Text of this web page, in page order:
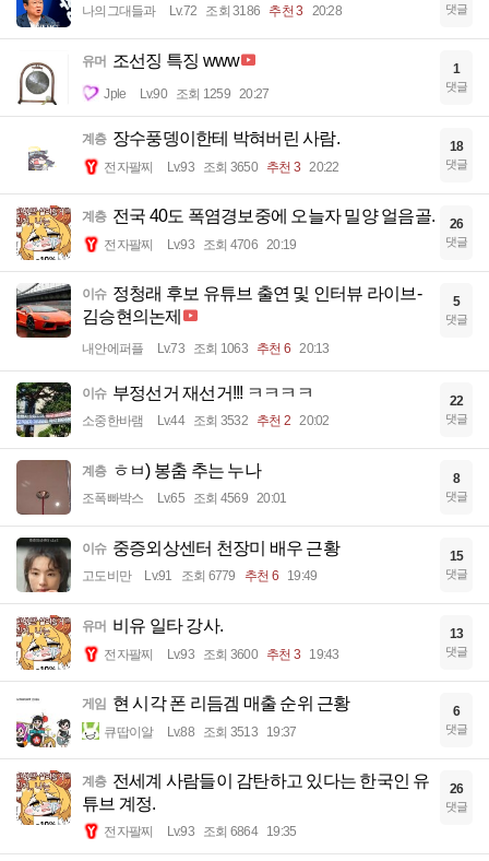
나의그대들과 Lv.72 조회 3186 추천 3 20:28 댓글
유머 조선징 특징 www
Jple Lv.90 조회 1259 20:27
1
댓글
계층 장수풍뎅이한테 박혀버린 사람.
전자팔찌 Lv.93 조회 3650 추천 3 20:22
18
댓글
계층 전국 40도 폭염경보중에 오늘자 밀양 얼음골.
전자팔찌 Lv.93 조회 4706 20:19
26
댓글
이슈 정청래 후보 유튜브 출연 및 인터뷰 라이브-
김승현의논제
내안에퍼플 Lv.73 조회 1063 추천 6 20:13
5
댓글
이슈 부정선거 재선거!!! ㅋㅋㅋㅋ
소중한바램 Lv.44 조회 3532 추천 2 20:02
22
댓글
계층 ㅎㅂ) 봉춤 추는 누나
조폭빠박스 Lv.65 조회 4569 20:01
8
댓글
이슈 중증외상센터 천장미 배우 근황
고도비만 Lv.91 조회 6779 추천 6 19:49
15
댓글
유머 비유 일타 강사.
전자팔찌 Lv.93 조회 3600 추천 3 19:43
13
댓글
게임 현 시각 폰 리듬겜 매출 순위 근황
큐땁이알 Lv.88 조회 3513 19:37
6
댓글
계층 전세계 사람들이 감탄하고 있다는 한국인 유
튜브 계정.
전자팔찌 Lv.93 조회 6864 19:35
26
댓글